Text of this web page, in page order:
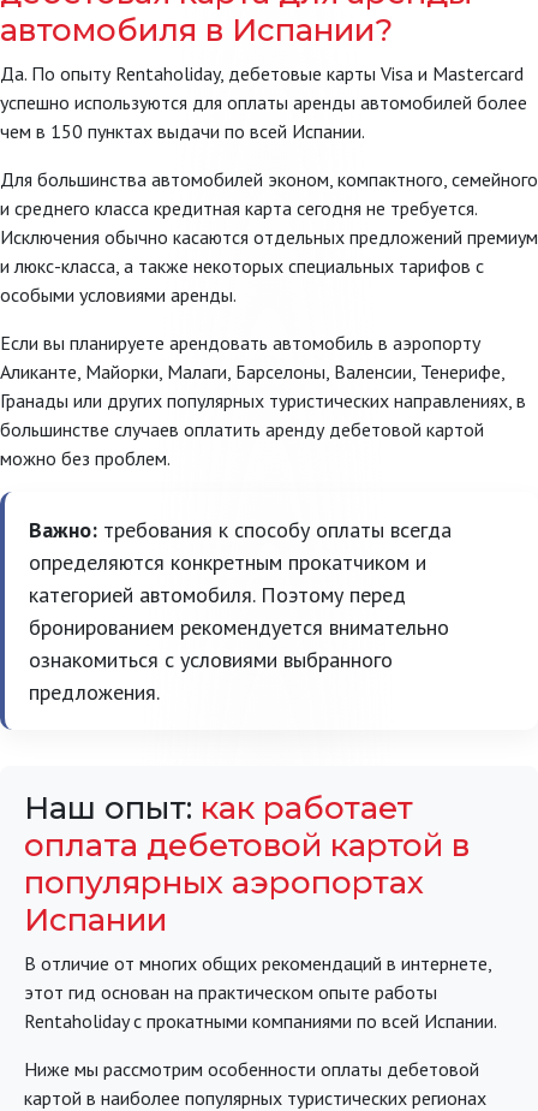
автомобиля в Испании?
Да. По опыту Rentaholiday, дебетовые карты Visa и Mastercard
успешно используются для оплаты аренды автомобилей более
чем в 150 пунктах выдачи по всей Испании.
Для большинства автомобилей эконом, компактного, семейного
и среднего класса кредитная карта сегодня не требуется.
Исключения обычно касаются отдельных предложений премиум
и люкс-класса, а также некоторых специальных тарифов с
особыми условиями аренды.
Если вы планируете арендовать автомобиль в аэропорту
Аликанте, Майорки, Малаги, Барселоны, Валенсии, Тенерифе,
Гранады или других популярных туристических направлениях, в
большинстве случаев оплатить аренду дебетовой картой
можно без проблем.
Важно: требования к способу оплаты всегда
определяются конкретным прокатчиком и
категорией автомобиля. Поэтому перед
бронированием рекомендуется внимательно
ознакомиться с условиями выбранного
предложения.
Наш опыт: как работает
оплата дебетовой картой в
популярных аэропортах
Испании
В отличие от многих общих рекомендаций в интернете,
этот гид основан на практическом опыте работы
Rentaholiday с прокатными компаниями по всей Испании.
Ниже мы рассмотрим особенности оплаты дебетовой
картой в наиболее популярных туристических регионах